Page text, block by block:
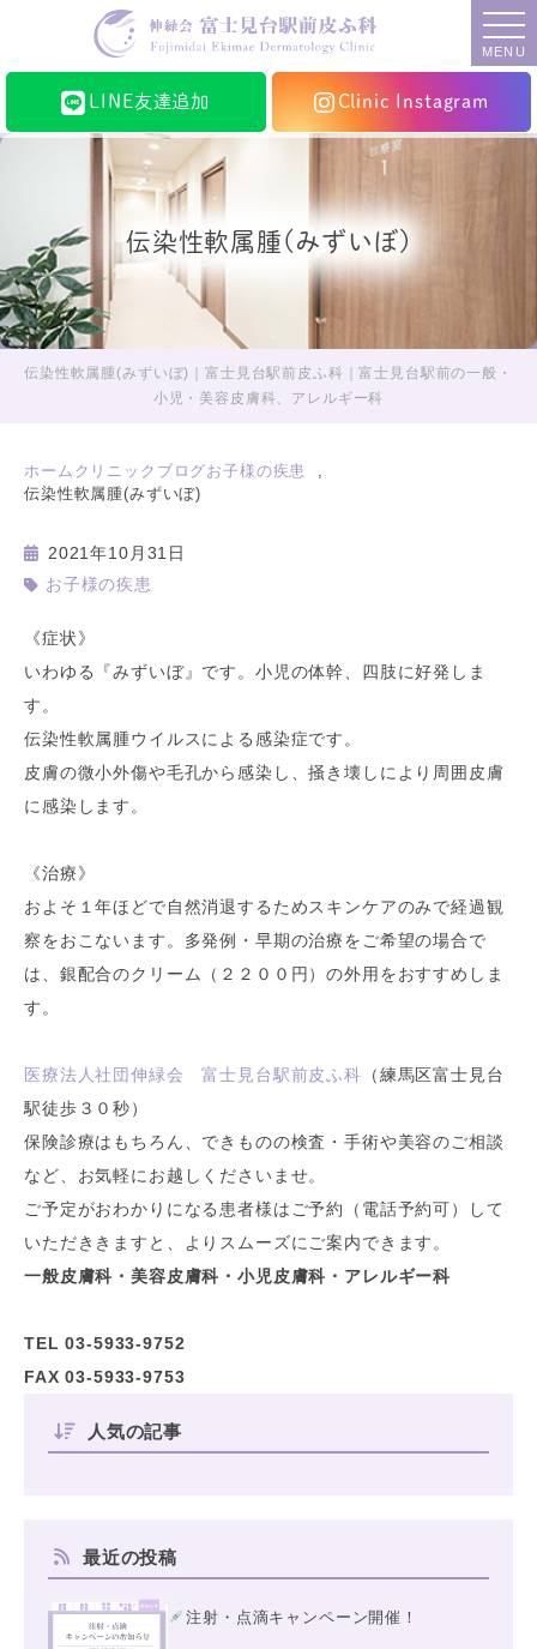
MENU
LINE友達追加 Clinic Instagram
伝染性軟属腫(みずいぼ)
伝染性軟属腫(みずいぼ)｜富士見台駅前皮ふ科｜富士見台駅前の一般・
小児・美容皮膚科、アレルギー科
ホーム クリニックブログお子様の疾患
伝染性軟属腫(みずいぼ)
2021年10月31日
お子様の疾患
《症状》
いわゆる『みずいぼ』です。小児の体幹、四肢に好発しま
す。
伝染性軟属腫ウイルスによる感染症です。
皮膚の微小外傷や毛孔から感染し、掻き壊しにより周囲皮膚
に感染します。
《治療》
およそ１年ほどで自然消退するためスキンケアのみで経過観
察をおこないます。多発例・早期の治療をご希望の場合で
は、銀配合のクリーム（２２００円）の外用をおすすめしま
す。
医療法人社団伸緑会 富士見台駅前皮ふ科 （練馬区富士見台
駅徒歩３０秒）
保険診療はもちろん、できものの検査・手術や美容のご相談
など、お気軽にお越しくださいませ。
ご予定がおわかりになる患者様はご予約（電話予約可）して
いただききますと、よりスムーズにご案内できます。
一般皮膚科・美容皮膚科・小児皮膚科・アレルギー科
TEL 03-5933-9752
FAX 03-5933-9753
人気の記事
最近の投稿
注射・点滴キャンペーン開催！